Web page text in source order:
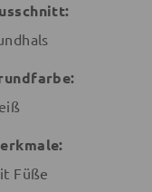
Füße